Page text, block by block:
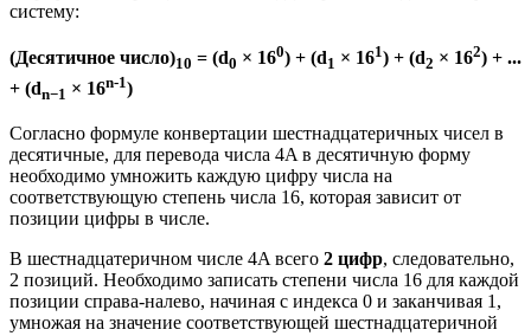
систему:
(Десятичное число)10 = (d0 × 160) + (d1 × 161) + (d2 × 162) + ...
+ (dn−1 × 16n-1)
Согласно формуле конвертации шестнадцатеричных чисел в
десятичные, для перевода числа 4A в десятичную форму
необходимо умножить каждую цифру числа на
соответствующую степень числа 16, которая зависит от
позиции цифры в числе.
В шестнадцатеричном числе 4A всего 2 цифр, следовательно,
2 позиций. Необходимо записать степени числа 16 для каждой
позиции справа-налево, начиная с индекса 0 и заканчивая 1,
умножая на значение соответствующей шестнадцатеричной